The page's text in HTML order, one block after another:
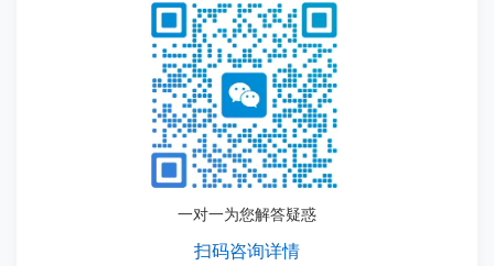
一对一为您解答疑惑
扫码咨询详情